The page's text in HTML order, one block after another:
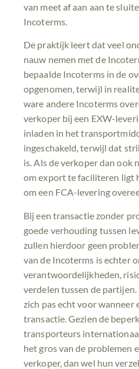
van meet af aan aan te
Incoterms.
De praktijk leert dat veel
nauw nemen met de
bepaalde Incoterms in de
opgenomen, terwijl in
ware andere Incoterms
verkoper bij een EXW-
inladen in het
ingeschakeld, terwijl dat
is. Als de verkoper dan ook
om export te faciliteren ligt
om een FCA-levering
Bij een transactie zonder
goede verhouding tussen
zullen hierdoor geen
van de Incoterms is echter
verantwoordelijkheden,
verdelen tussen de
zich pas echt voor wanneer
transactie. Gezien de
transporteurs
het gros van de problemen
verkoper, dan wel hun